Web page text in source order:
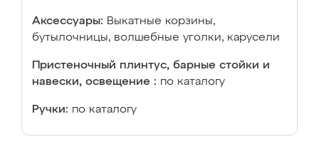
Аксессуары: Выкатные корзины,
бутылочницы, волшебные уголки, карусели
Пристеночный плинтус, барные стойки и
навески, освещение : по каталогу
Ручки: по каталогу